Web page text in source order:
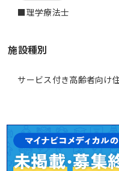
■理学療法士
施設種別
サービス付き高齢者向け